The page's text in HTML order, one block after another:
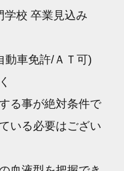
学校 卒業見込み
動車免許/ＡＴ可)
る事が絶対条件で
いる必要はござい